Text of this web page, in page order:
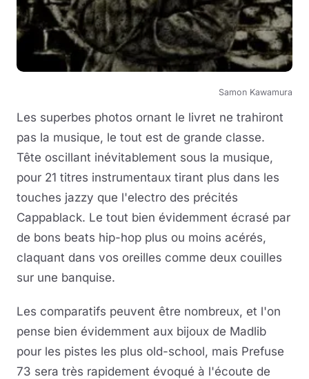
Samon Kawamura
Les superbes photos ornant le livret ne trahiront
pas la musique, le tout est de grande classe.
Tête oscillant inévitablement sous la musique,
pour 21 titres instrumentaux tirant plus dans les
touches jazzy que l'electro des précités
Cappablack. Le tout bien évidemment écrasé par
de bons beats hip-hop plus ou moins acérés,
claquant dans vos oreilles comme deux couilles
sur une banquise.
Les comparatifs peuvent être nombreux, et l'on
pense bien évidemment aux bijoux de Madlib
pour les pistes les plus old-school, mais Prefuse
73 sera très rapidement évoqué à l'écoute de